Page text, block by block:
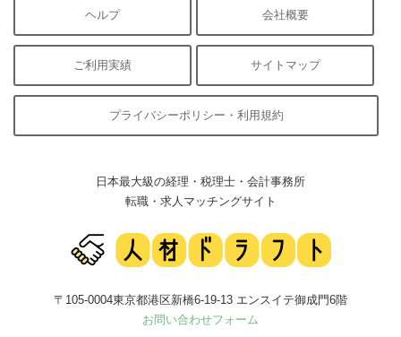
ヘルプ 会社概要
ご利用実績 サイトマップ
プライバシーポリシー・利用規約
日本最大級の経理・税理士・会計事務所
転職・求人マッチングサイト
〒105-0004東京都港区新橋6-19-13 エンスイテ御成門6階
お問い合わせフォーム